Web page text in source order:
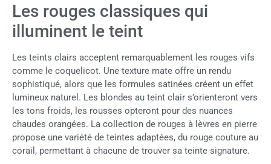
Les rouges classiques qui
illuminent le teint
Les teints clairs acceptent remarquablement les rouges vifs
comme le coquelicot. Une texture mate offre un rendu
sophistiqué, alors que les formules satinées créent un effet
lumineux naturel. Les blondes au teint clair s’orienteront vers
les tons froids, les rousses opteront pour des nuances
chaudes orangées. La collection de rouges à lèvres en pierre
propose une variété de teintes adaptées, du rouge couture au
corail, permettant à chacune de trouver sa teinte signature.